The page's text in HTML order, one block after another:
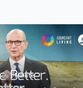
2 Minuten
längeres und